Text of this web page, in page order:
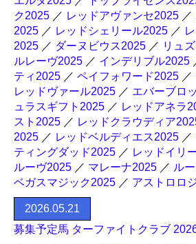
ク2025 ／ レッドアヴァンセ2025 ／
2025 ／ レッドシェリール2025 ／
2025 ／ ダーヌビウス2025 ／ リュ
ルレーヴ2025 ／ インデリブル2025
ティ2025 ／ ペイフォワード2025 ／
レッドヴァール2025 ／ エバーブロ
ュラスギフト2025 ／ レッドアネラ
スト2025 ／ レッドクラウディア
2025 ／ レッドベルディエス2025 ／
ティングダッド2025 ／ レッドイリ
ルーヴ2025 ／ マレーナ2025 ／ ル
ベガスマジック2025 ／ アストロロ
2026.05.21
募集予定馬 ターファイトクラブ